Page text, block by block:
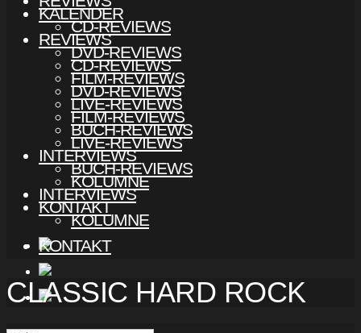
CD-REVIEWS
DVD-REVIEWS
FILM-REVIEWS
LIVE-REVIEWS
BUCH-REVIEWS
INTERVIEWS
KOLUMNE
KONTAKT
KALENDER
REVIEWS
CD-REVIEWS
DVD-REVIEWS
FILM-REVIEWS
LIVE-REVIEWS
BUCH-REVIEWS
INTERVIEWS
KOLUMNE
KONTAKT
CLASSIC HARD ROCK